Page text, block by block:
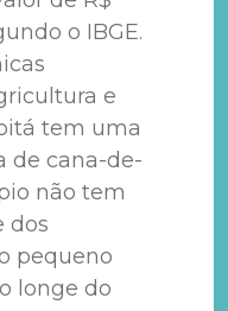
o IBGE.
e
tem uma
de cana-de-
não tem
dos
pequeno
longe do